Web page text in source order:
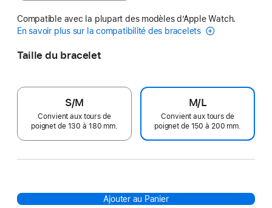
Compatible avec la plupart des modèles d’Apple Watch.
En savoir plus sur la compatibilité des bracelets
Taille du bracelet
S/M
Convient aux tours de
poignet de 130 à 180 mm.
M/L
Convient aux tours de
poignet de 150 à 200 mm.
Ajouter au Panier